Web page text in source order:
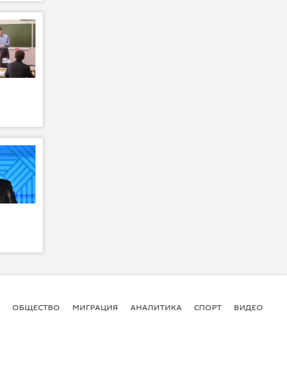
ОБЩЕСТВО МИГРАЦИЯ АНАЛИТИКА СПОРТ ВИДЕО